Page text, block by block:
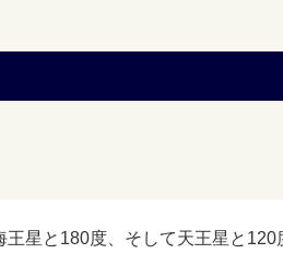
星と180度、そして天王星と120